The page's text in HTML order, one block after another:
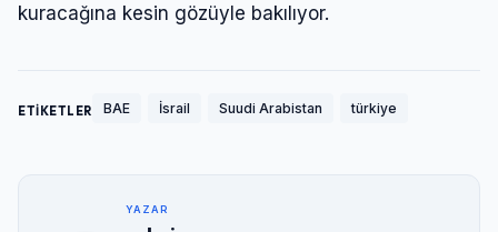
kuracağına kesin gözüyle bakılıyor.
ETİKETLER BAE İsrail Suudi Arabistan türkiye
YAZAR